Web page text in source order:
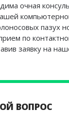
очная
пазух
по
заявку на
ВОПРОС